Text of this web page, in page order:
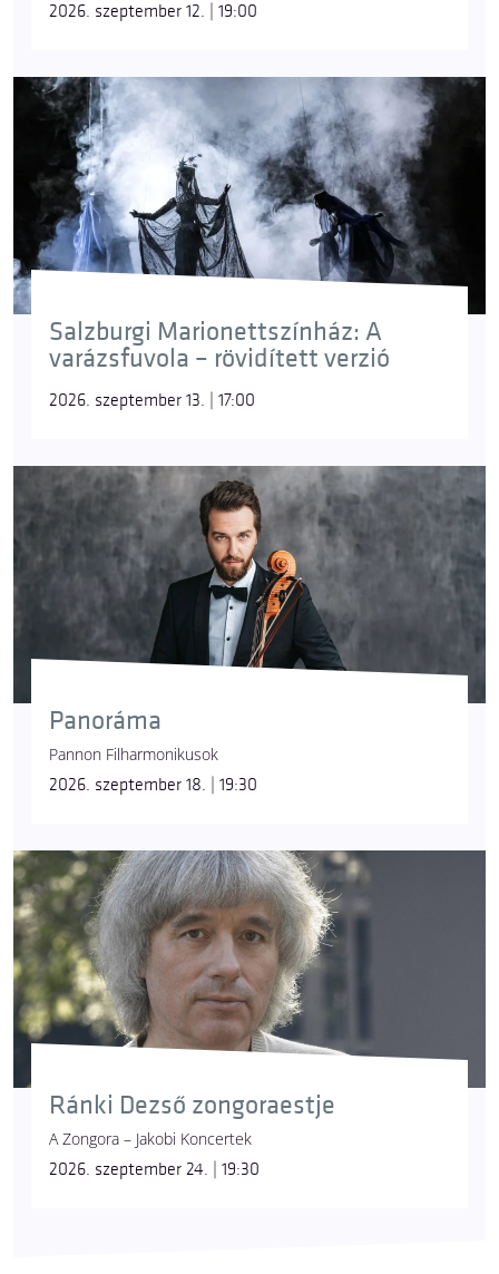
2026. szeptember 12. | 19:00
Salzburgi Marionettszínház: A
varázsfuvola – rövidített verzió
2026. szeptember 13. | 17:00
Panoráma
Pannon Filharmonikusok
2026. szeptember 18. | 19:30
Ránki Dezső zongoraestje
A Zongora – Jakobi Koncertek
2026. szeptember 24. | 19:30